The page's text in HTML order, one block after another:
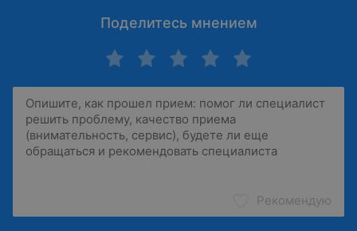
Поделитесь мнением
Рекомендую